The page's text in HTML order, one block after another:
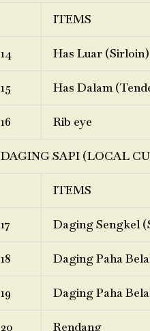
ITEMS
14 Has Luar (Sirloin)
15 Has Dalam
16 Rib eye
DAGING SAPI (LOCAL
ITEMS
17 Daging Sengkel
18 Daging Paha
19 Daging Paha
20 Rendang